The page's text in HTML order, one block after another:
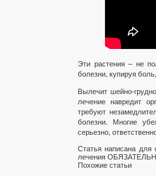
Эти растения – не
болезни, купируя
Вылечит шейно-
лечение навредит
требуют
болезни. Многие
серьезно,
Статья написана для
лечения
Похожие статьи